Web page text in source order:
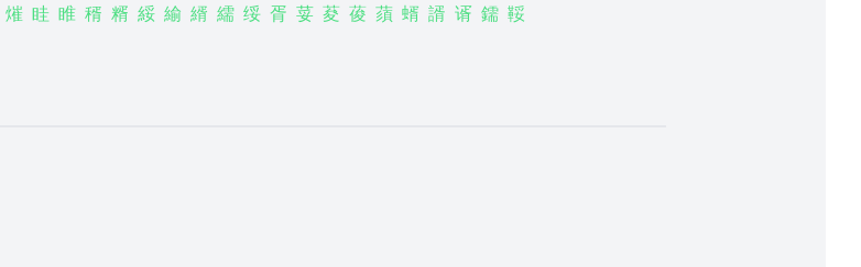
熣 眭 睢 稰 糈 綏 緰 縃 繻 绥 胥 荽 荾 葰 蕦 蝑 諝 谞 鑐 鞖